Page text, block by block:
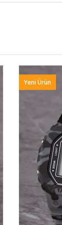
Yeni Ürün